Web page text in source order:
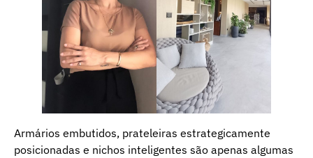
Armários embutidos, prateleiras estrategicamente
posicionadas e nichos inteligentes são apenas algumas